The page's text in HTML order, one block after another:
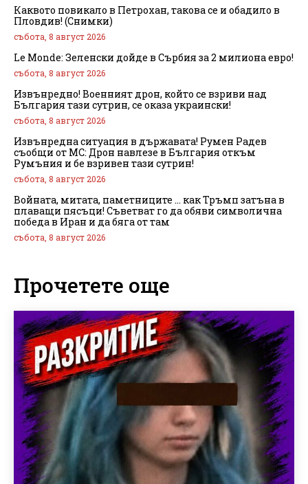
Каквото повикало в Петрохан, такова се и обадило в
Пловдив! (Снимки)
събота, 8 август 2026
Le Monde: Зеленски дойде в Сърбия за 2 милиона евро!
събота, 8 август 2026
Извънредно! Военният дрон, който се взриви над
България тази сутрин, се оказа украински!
събота, 8 август 2026
Извънредна ситуация в държавата! Румен Радев
съобщи от МС: Дрон навлезе в България откъм
Румъния и бе взривен тази сутрин!
събота, 8 август 2026
Войната, митата, паметниците … как Тръмп затъна в
плаващи пясъци! Съветват го да обяви символична
победа в Иран и да бяга от там
събота, 8 август 2026
Прочетете още